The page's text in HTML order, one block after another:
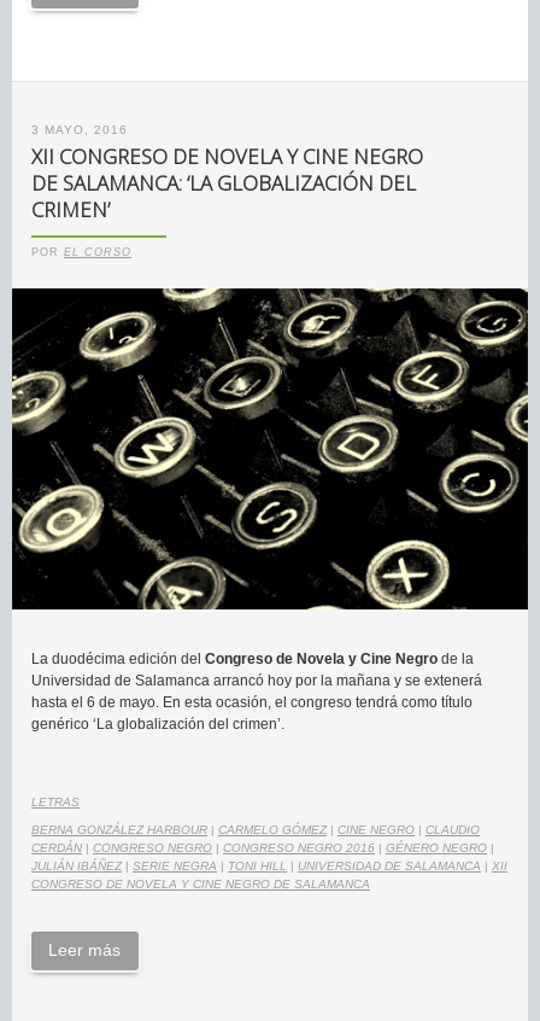
3 MAYO, 2016
XII CONGRESO DE NOVELA Y CINE NEGRO
DE SALAMANCA: ‘LA GLOBALIZACIÓN DEL
CRIMEN’
POR EL CORSO
La duodécima edición del Congreso de Novela y Cine Negro de la
Universidad de Salamanca arrancó hoy por la mañana y se extenerá
hasta el 6 de mayo. En esta ocasión, el congreso tendrá como título
genérico ‘La globalización del crimen’.
LETRAS
BERNA GONZÁLEZ HARBOUR | CARMELO GÓMEZ| CINE NEGRO | CLAUDIO
CERDÁN | CONGRESO NEGRO | CONGRESO NEGRO 2016 | GÉNERO NEGRO |
JULIÁN IBÁÑEZ| SERIE NEGRA | TONI HILL | UNIVERSIDAD DE SALAMANCA | XII
CONGRESO DE NOVELA Y CINE NEGRO DE SALAMANCA
Leer más